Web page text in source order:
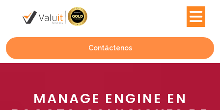
Contáctenos
MANAGE ENGINE EN